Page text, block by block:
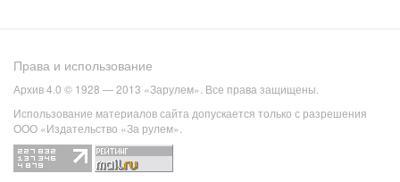
Права и использование
Архив 4.0 © 1928 — 2013 «Зарулем». Все права защищены.
Использование материалов сайта допускается только с разрешения
ООО «Издательство «За рулем».